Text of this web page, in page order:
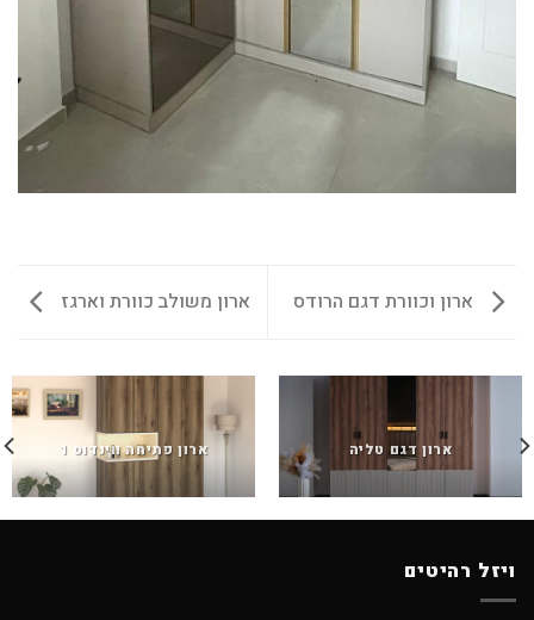
ארון וכוורת דגם הרודס ארון משולב כוורת וארגז
ארון דגם טליה ארון פתיחה ווינדוס 1
ויזל רהיטים